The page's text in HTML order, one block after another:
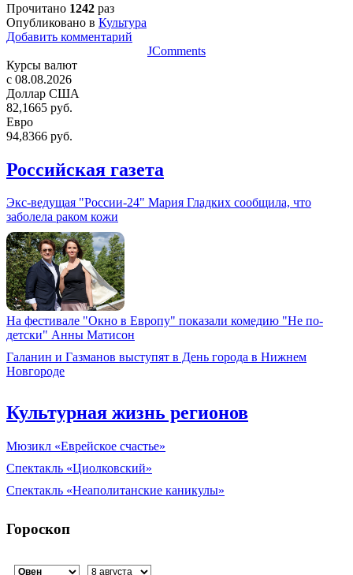
Прочитано 1242 раз
Опубликовано в Культура
Добавить комментарий
JComments
Курсы валют
c 08.08.2026
Доллар США
82,1665 руб.
Евро
94,8366 руб.
Российская газета
Экс-ведущая "России-24" Мария Гладких сообщила, что
заболела раком кожи
На фестивале "Окно в Европу" показали комедию "Не по-
детски" Анны Матисон
Галанин и Газманов выступят в День города в Нижнем
Новгороде
Культурная жизнь регионов
Мюзикл «Еврейское счастье»
Спектакль «Циолковский»
Спектакль «Неаполитанские каникулы»
Гороскоп